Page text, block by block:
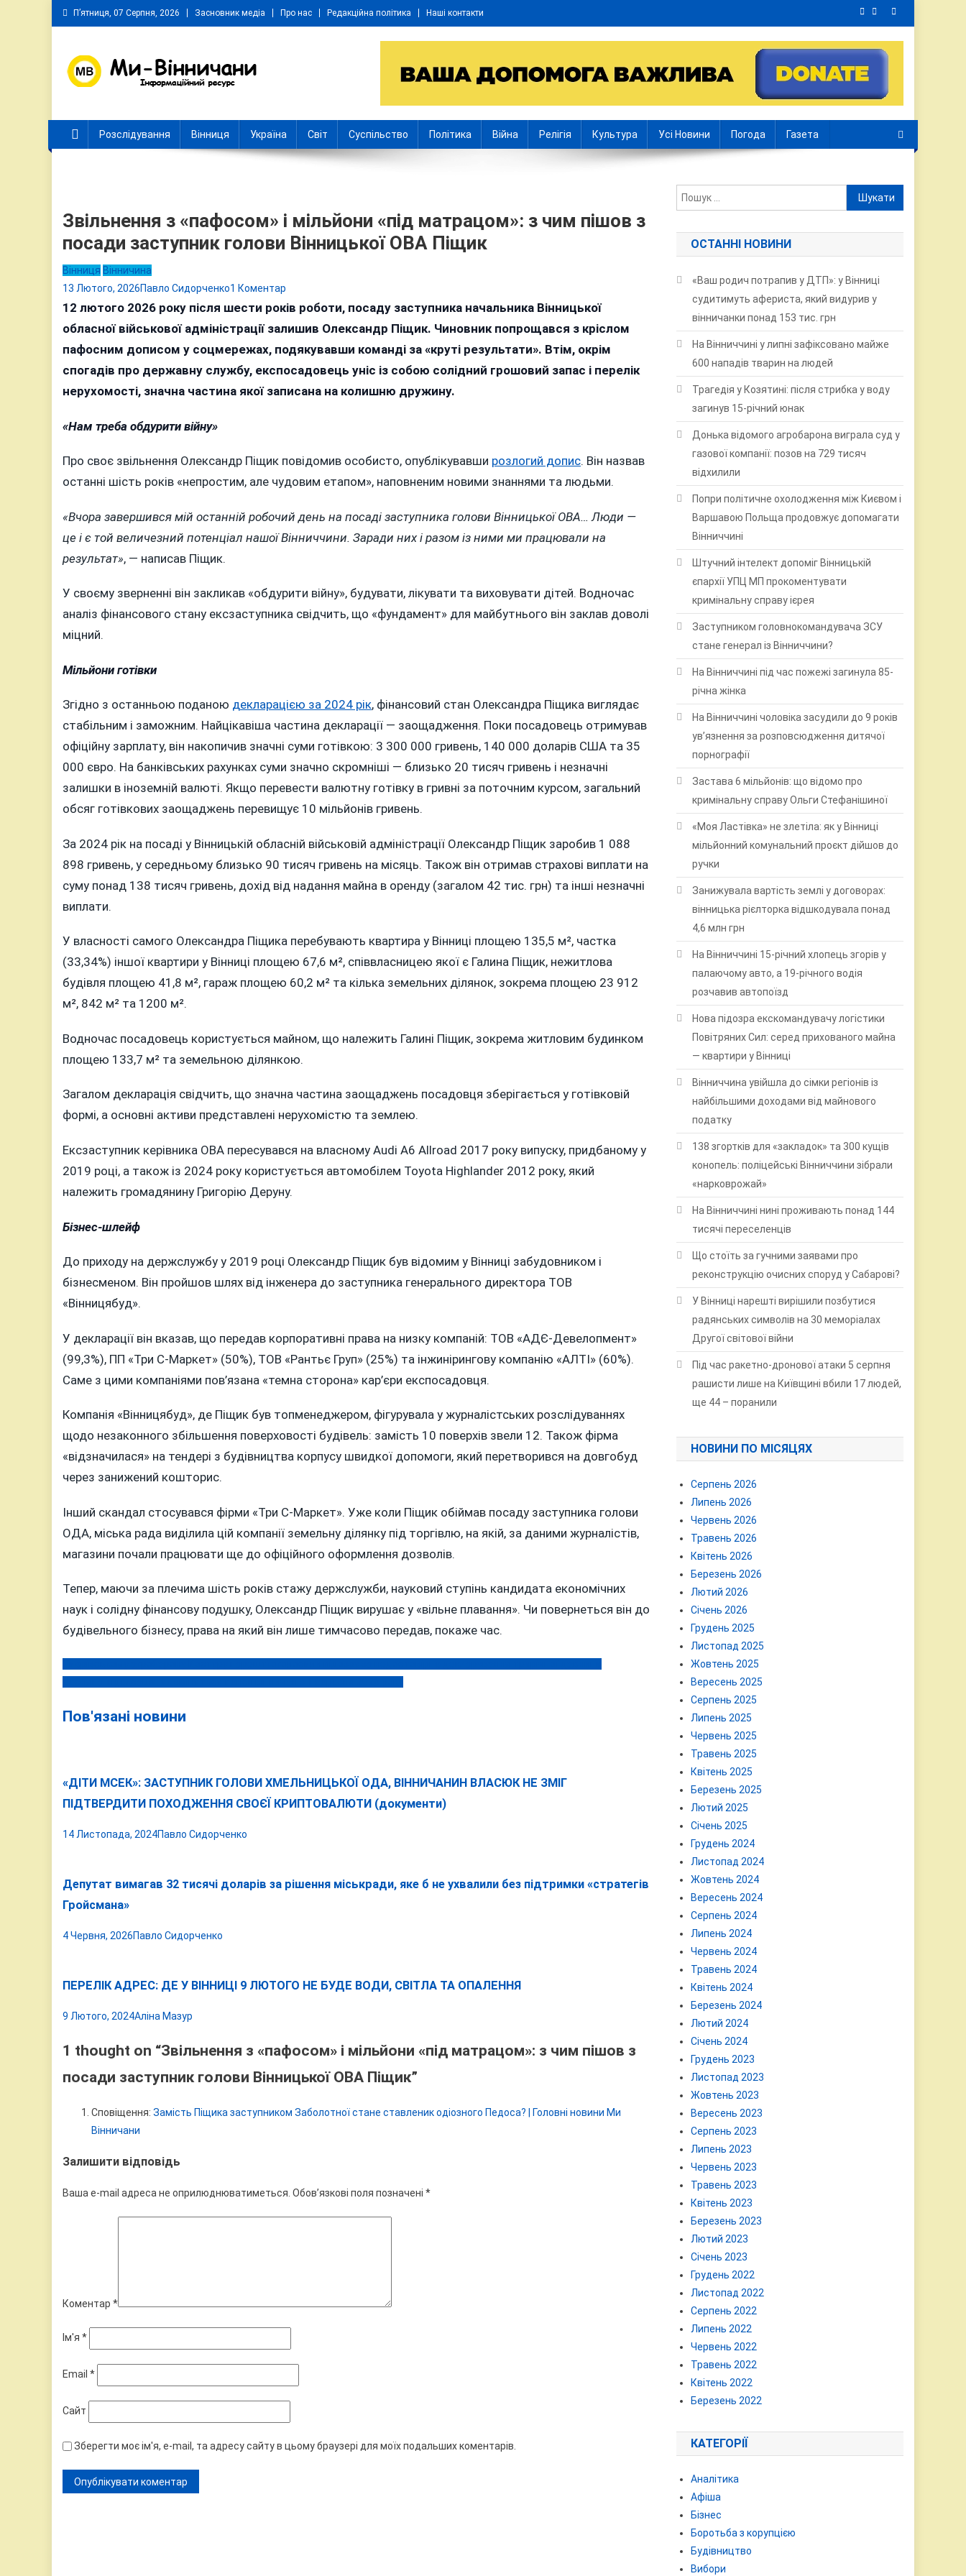
Skip
to
П’ятниця, 07 Серпня, 2026 Засновник медіа Про нас Редакційна політика Наші контакти
Розслідування Вінниця Україна Світ Суспільство Політика Війна Релігія Культура Усі Новини Погода Газета
Звільнення з «пафосом» і мільйони «під матрацом»: з чим пішов з
посади заступник голови Вінницької ОВА Піщик
Вінниця Вінничина
13 Лютого, 2026Павло Сидорченко1 Коментар
Звільнення
мільйони
«під
пішов
з
заступник
голови
Піщик
12 лютого 2026 року після шести років роботи, посаду заступника начальника Вінницької
обласної військової адміністрації залишив Олександр Піщик. Чиновник попрощався з кріслом
пафосним дописом у соцмережах, подякувавши команді за «круті результати». Втім, окрім
спогадів про державну службу, експосадовець уніс із собою солідний грошовий запас і перелік
нерухомості, значна частина якої записана на колишню дружину.
«Нам треба обдурити війну»
Про своє звільнення Олександр Піщик повідомив особисто, опублікувавши розлогий допис. Він назвав
останні шість років «непростим, але чудовим етапом», наповненим новими знаннями та людьми.
«Вчора завершився мій останній робочий день на посаді заступника голови Вінницької ОВА… Люди —
це і є той величезний потенціал нашої Вінниччини. Заради них і разом із ними ми працювали на
результат», — написав Піщик.
У своєму зверненні він закликав «обдурити війну», будувати, лікувати та виховувати дітей. Водночас
аналіз фінансового стану ексзаступника свідчить, що «фундамент» для майбутнього він заклав доволі
міцний.
Мільйони готівки
Згідно з останньою поданою декларацією за 2024 рік, фінансовий стан Олександра Піщика виглядає
стабільним і заможним. Найцікавіша частина декларації — заощадження. Поки посадовець отримував
офіційну зарплату, він накопичив значні суми готівкою: 3 300 000 гривень, 140 000 доларів США та 35
000 євро. На банківських рахунках суми значно скромніші — близько 20 тисяч гривень і незначні
залишки в іноземній валюті. Якщо перевести валютну готівку в гривні за поточним курсом, загальний
обсяг готівкових заощаджень перевищує 10 мільйонів гривень.
За 2024 рік на посаді у Вінницькій обласній військовій адміністрації Олександр Піщик заробив 1 088
898 гривень, у середньому близько 90 тисяч гривень на місяць. Також він отримав страхові виплати на
суму понад 138 тисяч гривень, дохід від надання майна в оренду (загалом 42 тис. грн) та інші незначні
виплати.
У власності самого Олександра Піщика перебувають квартира у Вінниці площею 135,5 м², частка
(33,34%) іншої квартири у Вінниці площею 67,6 м², співвласницею якої є Галина Піщик, нежитлова
будівля площею 41,8 м², гараж площею 60,2 м² та кілька земельних ділянок, зокрема площею 23 912
м², 842 м² та 1200 м².
Водночас посадовець користується майном, що належить Галині Піщик, зокрема житловим будинком
площею 133,7 м² та земельною ділянкою.
Загалом декларація свідчить, що значна частина заощаджень посадовця зберігається у готівковій
формі, а основні активи представлені нерухомістю та землею.
Ексзаступник керівника ОВА пересувався на власному Audi A6 Allroad 2017 року випуску, придбаному у
2019 році, а також із 2024 року користується автомобілем Toyota Highlander 2012 року, який
належить громадянину Григорію Деруну.
Бізнес-шлейф
До приходу на держслужбу у 2019 році Олександр Піщик був відомим у Вінниці забудовником і
бізнесменом. Він пройшов шлях від інженера до заступника генерального директора ТОВ
«Вінницябуд».
У декларації він вказав, що передав корпоративні права на низку компаній: ТОВ «АДЄ-Девелопмент»
(99,3%), ПП «Три С-Маркет» (50%), ТОВ «Рантьє Груп» (25%) та інжинірингову компанію «АЛТІ» (60%).
Саме з цими компаніями пов’язана «темна сторона» кар’єри експосадовця.
Компанія «Вінницябуд», де Піщик був топменеджером, фігурувала у журналістських розслідуваннях
щодо незаконного збільшення поверховості будівель: замість 10 поверхів звели 12. Також фірма
«відзначилася» на тендері з будівництва корпусу швидкої допомоги, який перетворився на довгобуд
через занижений кошторис.
Інший скандал стосувався фірми «Три С-Маркет». Уже коли Піщик обіймав посаду заступника голови
ОДА, міська рада виділила цій компанії земельну ділянку під торгівлю, на якій, за даними журналістів,
магазини почали працювати ще до офіційного оформлення дозволів.
Тепер, маючи за плечима шість років стажу держслужби, науковий ступінь кандидата економічних
наук і солідну фінансову подушку, Олександр Піщик вирушає у «вільне плавання». Чи повернеться він до
будівельного бізнесу, права на який він лише тимчасово передав, покаже час.
Навігація
Пов'язані новини
«ДІТИ МСЕК»: ЗАСТУПНИК ГОЛОВИ ХМЕЛЬНИЦЬКОЇ ОДА, ВІННИЧАНИН ВЛАСЮК НЕ ЗМІГ
ПІДТВЕРДИТИ ПОХОДЖЕННЯ СВОЄЇ КРИПТОВАЛЮТИ (документи)
14 Листопада, 2024Павло Сидорченко
Депутат вимагав 32 тисячі доларів за рішення міськради, яке б не ухвалили без підтримки «стратегів
Гройсмана»
4 Червня, 2026Павло Сидорченко
ПЕРЕЛІК АДРЕС: ДЕ У ВІННИЦІ 9 ЛЮТОГО НЕ БУДЕ ВОДИ, СВІТЛА ТА ОПАЛЕННЯ
9 Лютого, 2024Аліна Мазур
1 thought on “Звільнення з «пафосом» і мільйони «під матрацом»: з чим пішов з
посади заступник голови Вінницької ОВА Піщик”
Сповіщення: Замість Піщика заступником Заболотної стане ставленик одіозного Педоса? | Головні новини Ми
Вінничани
Залишити відповідь
Ваша e-mail адреса не оприлюднюватиметься. Обов’язкові поля позначені *
Коментар *
Ім'я *
Email *
Сайт
Зберегти моє ім'я, e-mail, та адресу сайту в цьому браузері для моїх подальших коментарів.
Пошук:
ОСТАННІ НОВИНИ
«Ваш родич потрапив у ДТП»: у Вінниці
судитимуть афериста, який видурив у
вінничанки понад 153 тис. грн
На Вінниччині у липні зафіксовано майже
600 нападів тварин на людей
Трагедія у Козятині: після стрибка у воду
загинув 15-річний юнак
Донька відомого агробарона виграла суд у
газової компанії: позов на 729 тисяч
відхилили
Попри політичне охолодження між Києвом і
Варшавою Польща продовжує допомагати
Вінниччині
Штучний інтелект допоміг Вінницькій
єпархії УПЦ МП прокоментувати
кримінальну справу ієрея
Заступником головнокомандувача ЗСУ
стане генерал із Вінниччини?
На Вінниччині під час пожежі загинула 85-
річна жінка
На Вінниччині чоловіка засудили до 9 років
ув’язнення за розповсюдження дитячої
порнографії
Застава 6 мільйонів: що відомо про
кримінальну справу Ольги Стефанішиної
«Моя Ластівка» не злетіла: як у Вінниці
мільйонний комунальний проєкт дійшов до
ручки
Занижувала вартість землі у договорах:
вінницька рієлторка відшкодувала понад
4,6 млн грн
На Вінниччині 15-річний хлопець згорів у
палаючому авто, а 19-річного водія
розчавив автопоїзд
Нова підозра екскомандувачу логістики
Повітряних Сил: серед прихованого майна
— квартири у Вінниці
Вінниччина увійшла до сімки регіонів із
найбільшими доходами від майнового
податку
138 згортків для «закладок» та 300 кущів
конопель: поліцейські Вінниччини зібрали
«нарковрожай»
На Вінниччині нині проживають понад 144
тисячі переселенців
Що стоїть за гучними заявами про
реконструкцію очисних споруд у Сабарові?
У Вінниці нарешті вирішили позбутися
радянських символів на 30 меморіалах
Другої світової війни
Під час ракетно-дронової атаки 5 серпня
рашисти лише на Київщині вбили 17 людей,
ще 44 – поранили
НОВИНИ ПО МІСЯЦЯХ
Серпень 2026
Липень 2026
Червень 2026
Травень 2026
Квітень 2026
Березень 2026
Лютий 2026
Січень 2026
Грудень 2025
Листопад 2025
Жовтень 2025
Вересень 2025
Серпень 2025
Липень 2025
Червень 2025
Травень 2025
Квітень 2025
Березень 2025
Лютий 2025
Січень 2025
Грудень 2024
Листопад 2024
Жовтень 2024
Вересень 2024
Серпень 2024
Липень 2024
Червень 2024
Травень 2024
Квітень 2024
Березень 2024
Лютий 2024
Січень 2024
Грудень 2023
Листопад 2023
Жовтень 2023
Вересень 2023
Серпень 2023
Липень 2023
Червень 2023
Травень 2023
Квітень 2023
Березень 2023
Лютий 2023
Січень 2023
Грудень 2022
Листопад 2022
Серпень 2022
Липень 2022
Червень 2022
Травень 2022
Квітень 2022
Березень 2022
КАТЕГОРІЇ
Аналітика
Афіша
Бізнес
Боротьба з корупцією
Будівництво
Вибори